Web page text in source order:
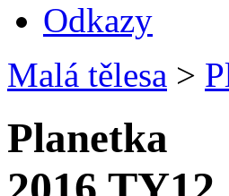
Odkazy
Malá tělesa >
Planetka